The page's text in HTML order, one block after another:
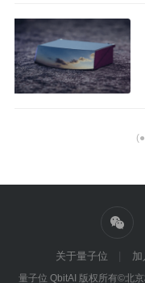
关于量子位 加
量子位 QbitAI 版权所有©北